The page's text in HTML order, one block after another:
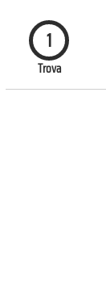
1
Trova